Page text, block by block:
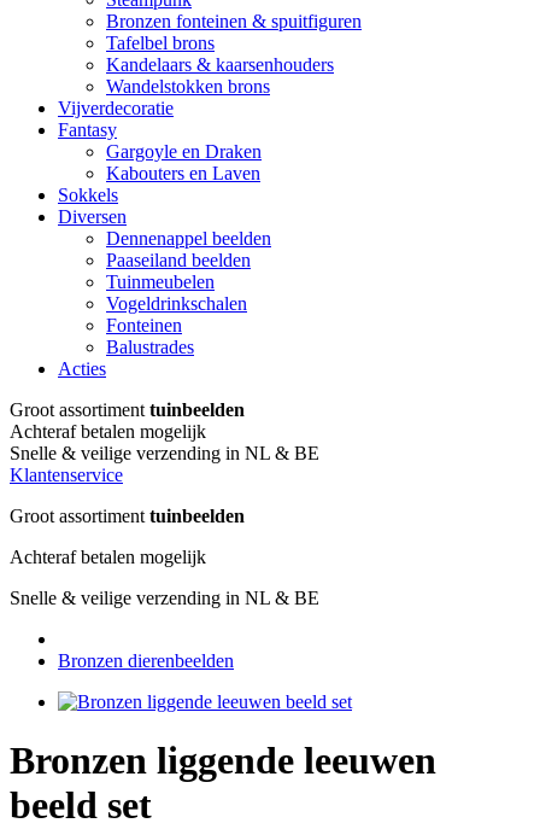
Bronzen fonteinen & spuitfiguren
Tafelbel brons
Kandelaars & kaarsenhouders
Wandelstokken brons
Vijverdecoratie
Fantasy
Gargoyle en Draken
Kabouters en Laven
Sokkels
Diversen
Dennenappel beelden
Paaseiland beelden
Tuinmeubelen
Vogeldrinkschalen
Fonteinen
Balustrades
Acties
Groot assortiment tuinbeelden
Achteraf betalen mogelijk
Snelle & veilige verzending in NL & BE
Klantenservice
Groot assortiment tuinbeelden
Achteraf betalen mogelijk
Snelle & veilige verzending in NL & BE
Bronzen dierenbeelden
Bronzen liggende leeuwen
beeld set